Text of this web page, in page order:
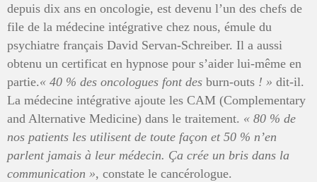
depuis dix ans en oncologie, est devenu l’un des chefs de
file de la médecine intégrative chez nous, émule du
psychiatre français David Servan-Schreiber. Il a aussi
obtenu un certificat en hypnose pour s’aider lui-même en
partie.« 40 % des oncologues font des burn-outs ! » dit-il.
La médecine intégrative ajoute les CAM (Complementary
and Alternative Medicine) dans le traitement. « 80 % de
nos patients les utilisent de toute façon et 50 % n’en
parlent jamais à leur médecin. Ça crée un bris dans la
communication », constate le cancérologue.